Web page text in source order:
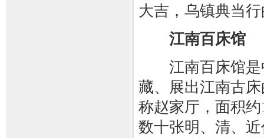
大吉，乌镇典当
江南百床馆
江南百床馆是
藏、展出江南古
称赵家厅，面积
数十张明、清、